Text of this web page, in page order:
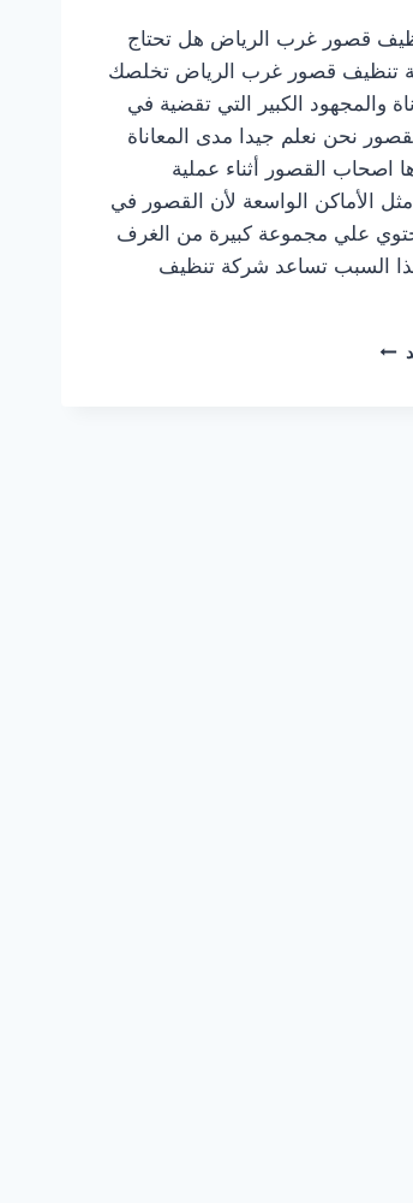
قصور غرب الرياض هل تحتاج
تنظيف قصور غرب الرياض تخلصك
والمجهود الكبير التي تقضية في
نحن نعلم جيدا مدى المعاناة
اصحاب القصور أثناء عملية
الأماكن الواسعة لأن القصور في
علي مجموعة كبيرة من الغرف
السبب تساعد شركة تنظيف
شركة